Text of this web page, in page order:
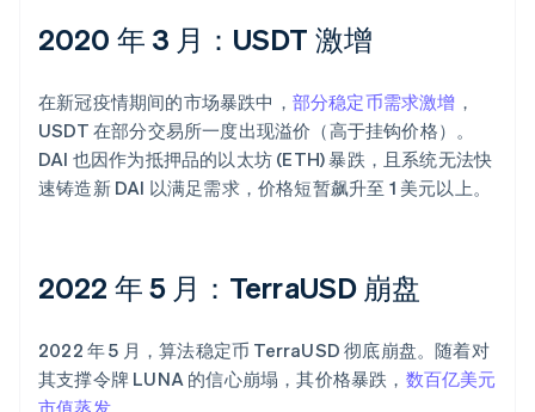
2020 年 3 月：USDT 激增
在新冠疫情期间的市场暴跌中， 部分稳定币需求激增 ，
USDT 在部分交易所一度出现溢价（高于挂钩价格）。
DAI 也因作为抵押品的以太坊 (ETH) 暴跌，且系统无法快
速铸造新 DAI 以满足需求，价格短暂飙升至 1 美元以上。
2022 年 5 月：TerraUSD 崩盘
2022 年 5 月，算法稳定币 TerraUSD 彻底崩盘。随着对
其支撑令牌 LUNA 的信心崩塌，其价格暴跌， 数百亿美元